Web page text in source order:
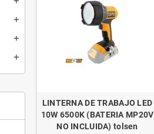
add
add
add
LINTERNA DE TRABAJO LED
10W 6500K (BATERIA MP20V
NO INCLUIDA) tolsen